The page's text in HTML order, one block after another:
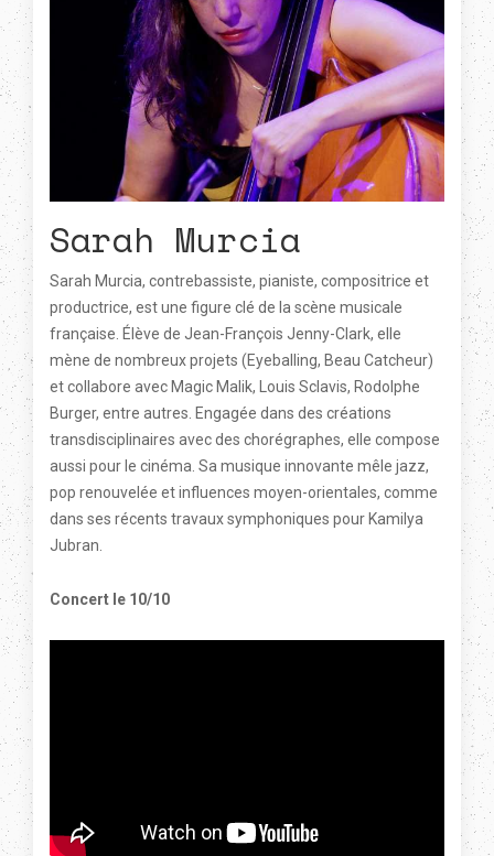
Sarah Murcia
Sarah Murcia, contrebassiste, pianiste, compositrice et
productrice, est une figure clé de la scène musicale
française. Élève de Jean-François Jenny-Clark, elle
mène de nombreux projets (Eyeballing, Beau Catcheur)
et collabore avec Magic Malik, Louis Sclavis, Rodolphe
Burger, entre autres. Engagée dans des créations
transdisciplinaires avec des chorégraphes, elle compose
aussi pour le cinéma. Sa musique innovante mêle jazz,
pop renouvelée et influences moyen-orientales, comme
dans ses récents travaux symphoniques pour Kamilya
Jubran.
Concert le 10/10